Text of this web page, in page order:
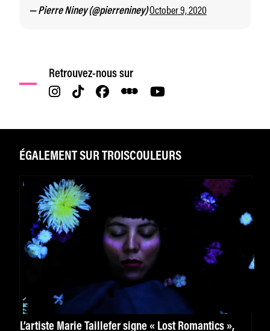
— Pierre Niney (@pierreniney)October 9, 2020
Retrouvez-nous sur
ÉGALEMENT SUR TROISCOULEURS
L’artiste Marie Taillefer signe « Lost Romantics »,